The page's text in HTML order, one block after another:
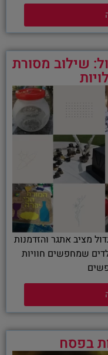
שילוב מסורת
מציב אתגר והזדמנות
שמחפשים חוויות
בפסח